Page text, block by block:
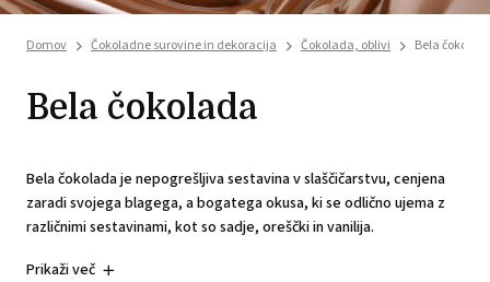
Domov Čokoladne surovine in dekoracija Čokolada, oblivi Bela
Bela čokolada
Bela čokolada je nepogrešljiva sestavina v slaščičarstvu, cenjena
zaradi svojega blagega, a bogatega okusa, ki se odlično ujema z
različnimi sestavinami, kot so sadje, oreščki in vanilija.
Prikaži več